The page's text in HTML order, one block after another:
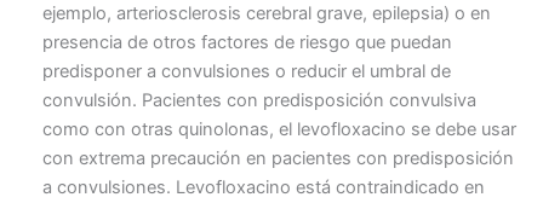
ejemplo, arteriosclerosis cerebral grave, epilepsia) o en
presencia de otros factores de riesgo que puedan
predisponer a convulsiones o reducir el umbral de
convulsión. Pacientes con predisposición convulsiva
como con otras quinolonas, el levofloxacino se debe usar
con extrema precaución en pacientes con predisposición
a convulsiones. Levofloxacino está contraindicado en